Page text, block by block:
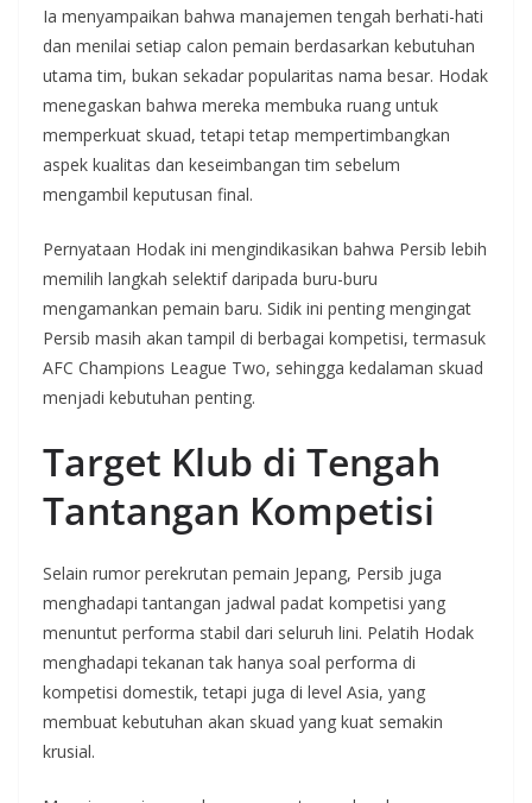
Ia menyampaikan bahwa manajemen tengah berhati-hati
dan menilai setiap calon pemain berdasarkan kebutuhan
utama tim, bukan sekadar popularitas nama besar. Hodak
menegaskan bahwa mereka membuka ruang untuk
memperkuat skuad, tetapi tetap mempertimbangkan
aspek kualitas dan keseimbangan tim sebelum
mengambil keputusan final.
Pernyataan Hodak ini mengindikasikan bahwa Persib lebih
memilih langkah selektif daripada buru-buru
mengamankan pemain baru. Sidik ini penting mengingat
Persib masih akan tampil di berbagai kompetisi, termasuk
AFC Champions League Two, sehingga kedalaman skuad
menjadi kebutuhan penting.
Target Klub di Tengah
Tantangan Kompetisi
Selain rumor perekrutan pemain Jepang, Persib juga
menghadapi tantangan jadwal padat kompetisi yang
menuntut performa stabil dari seluruh lini. Pelatih Hodak
menghadapi tekanan tak hanya soal performa di
kompetisi domestik, tetapi juga di level Asia, yang
membuat kebutuhan akan skuad yang kuat semakin
krusial.